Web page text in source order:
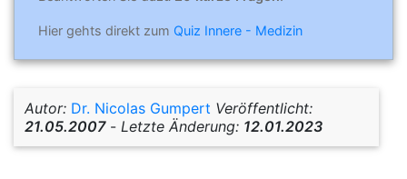
Hier gehts direkt zum Quiz Innere - Medizin
Autor: Dr. Nicolas Gumpert Veröffentlicht:
21.05.2007- Letzte Änderung: 12.01.2023